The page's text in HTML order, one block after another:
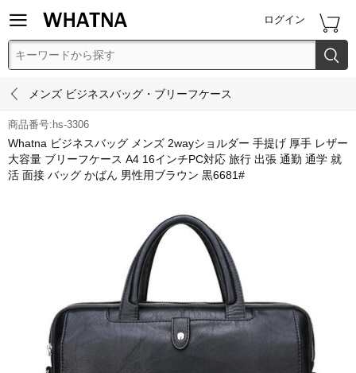
 ログイン 

 メンズ ビジネスバッグ・ブリーフケース
商品番号:hs-3306
Whatna ビジネスバッグ メンズ 2wayショルダー 手提げ 厚手 レザー
大容量 ブリーフケース A4 16インチPC対応 旅行 出張 通勤 通学 就
活 面接 バッグ かばん 男性用ブラウン 黒6681#